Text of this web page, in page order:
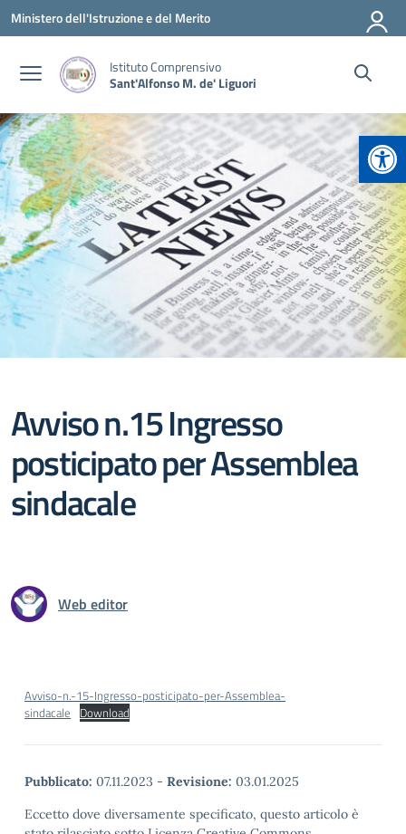
Vai ai contenuti
Vai al menu di navigazione
Vai al footer
Ministero dell'Istruzione e del Merito
Istituto Comprensivo
Sant'Alfonso M. de' Liguori
Avviso n.15 Ingresso
posticipato per Assemblea
sindacale
Web editor
Avviso-n.-15-Ingresso-posticipato-per-Assemblea-
sindacale Download
Pubblicato: 07.11.2023 - Revisione: 03.01.2025
Eccetto dove diversamente specificato, questo articolo è